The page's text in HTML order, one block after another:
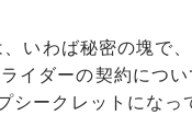
いわば秘密の塊で
イダーの契約につ
シークレットになっ